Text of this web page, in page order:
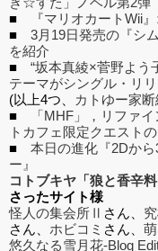
■
『マリオカートWii
■ 3月19日発売の『シ
を紹介
■ “坂本真綾×菅野よう
テーマがシングル・リ
(以上4つ、
カトゆー家断
■
「MHF」，リファ
トカフェ限定クエスト
■ 本日の進化『2Dか
ー』
コトブキヤ「狼と香辛
さったサイト様
怪人の集会所Ⅱ さん、
さん、 ホビコミ さん、
悠久なる雪月花-Blog